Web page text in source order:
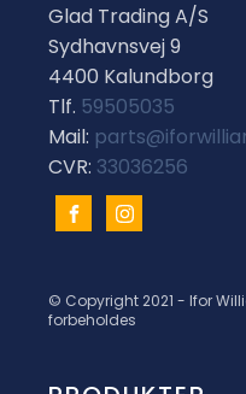
Glad Trading A/S
Sydhavnsvej 9
4400 Kalundborg
Tlf. 59505035
Mail:
CVR: 33036256
© Copyright 2021 - Ifor
forbeholdes